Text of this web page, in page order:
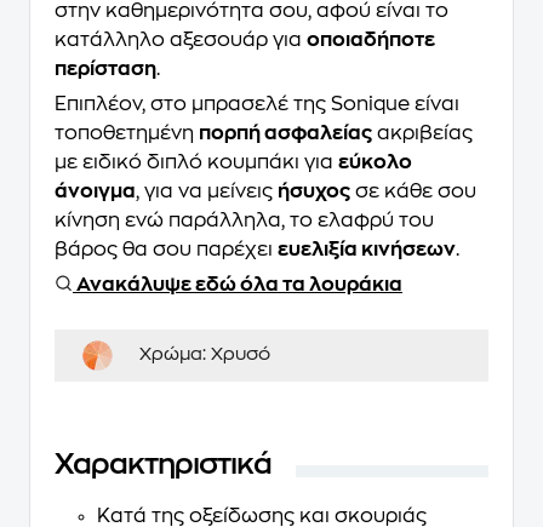
στην καθημερινότητα σου, αφού είναι το
κατάλληλο αξεσουάρ για οποιαδήποτε
περίσταση.
Επιπλέον, στο μπρασελέ της Sonique είναι
τοποθετημένη πορπή ασφαλείας ακριβείας
με ειδικό διπλό κουμπάκι για εύκολο
άνοιγμα, για να μείνεις ήσυχος σε κάθε σου
κίνηση ενώ παράλληλα, το ελαφρύ του
βάρος θα σου παρέχει ευελιξία κινήσεων.
Ανακάλυψε εδώ όλα τα λουράκια
Χρώμα: Χρυσό
Χαρακτηριστικά
Κατά της οξείδωσης και σκουριάς